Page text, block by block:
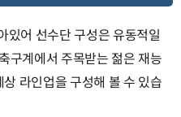
있어 선수단 구성은 유동적일
구계에서 주목받는 젊은 재능
라인업을 구성해 볼 수 있습